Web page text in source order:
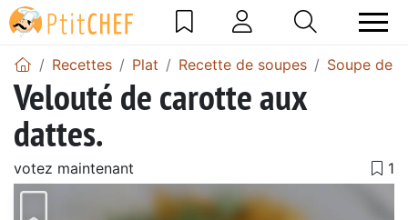
Recettes Plat Recette de soupes Soupe de
Velouté de carotte aux
dattes.
votez maintenant